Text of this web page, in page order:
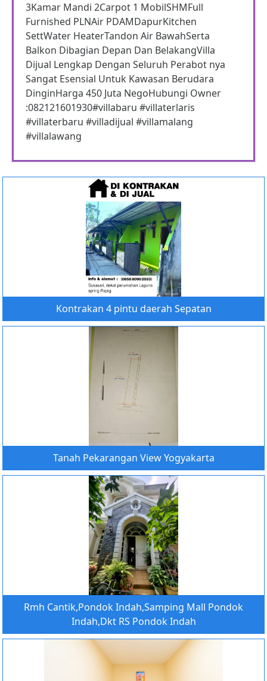
3Kamar Mandi 2Carpot 1 MobilSHMFull
Furnished PLNAir PDAMDapurKitchen
SettWater HeaterTandon Air BawahSerta
Balkon Dibagian Depan Dan BelakangVilla
Dijual Lengkap Dengan Seluruh Perabot nya
Sangat Esensial Untuk Kawasan Berudara
DinginHarga 450 Juta NegoHubungi Owner
:082121601930#villabaru #villaterlaris
#villaterbaru #villadijual #villamalang
#villalawang
Kontrakan 4 pintu daerah Sepatan
Tanah Pekarangan View Yogyakarta
Rmh Cantik,Pondok Indah,Samping Mall Pondok
Indah,Dkt RS Pondok Indah